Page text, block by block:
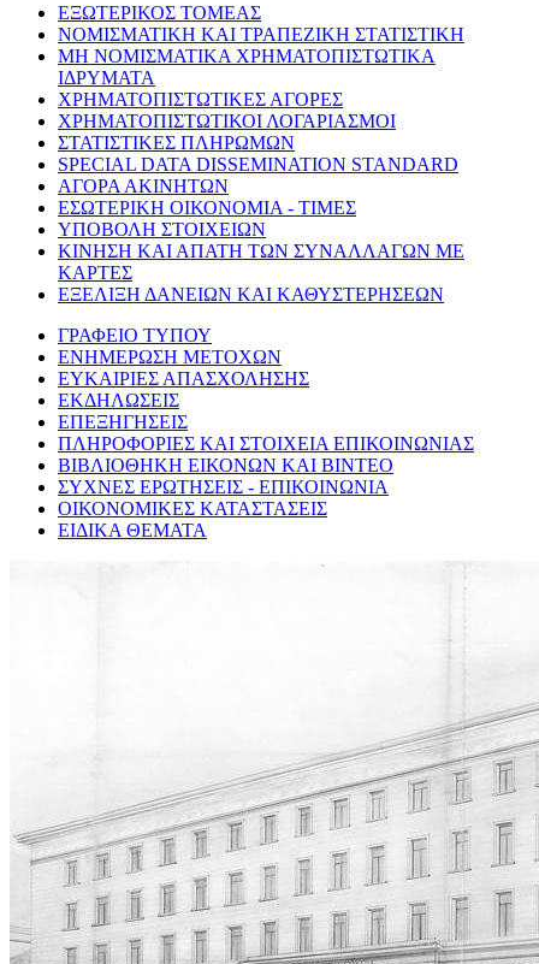
ΕΞΩΤΕΡΙΚΟΣ ΤΟΜΕΑΣ
ΝΟΜΙΣΜΑΤΙΚΗ ΚΑΙ ΤΡΑΠΕΖΙΚΗ ΣΤΑΤΙΣΤΙΚΗ
ΜΗ ΝΟΜΙΣΜΑΤΙΚΑ ΧΡΗΜΑΤΟΠΙΣΤΩΤΙΚΑ
ΙΔΡΥΜΑΤΑ
ΧΡΗΜΑΤΟΠΙΣΤΩΤΙΚΕΣ ΑΓΟΡΕΣ
ΧΡΗΜΑΤΟΠΙΣΤΩΤΙΚΟΙ ΛΟΓΑΡΙΑΣΜΟΙ
ΣΤΑΤΙΣΤΙΚΕΣ ΠΛΗΡΩΜΩΝ
SPECIAL DATA DISSEMINATION STANDARD
ΑΓΟΡΑ ΑΚΙΝΗΤΩΝ
ΕΣΩΤΕΡΙΚΗ ΟΙΚΟΝΟΜΙΑ - ΤΙΜΕΣ
ΥΠΟΒΟΛΗ ΣΤΟΙΧΕΙΩΝ
ΚΙΝΗΣΗ ΚΑΙ ΑΠΑΤΗ ΤΩΝ ΣΥΝΑΛΛΑΓΩΝ ΜΕ
ΚΑΡΤΕΣ
ΕΞΕΛΙΞΗ ΔΑΝΕΙΩΝ ΚΑΙ ΚΑΘΥΣΤΕΡΗΣΕΩΝ
ΓΡΑΦΕΙΟ ΤΥΠΟΥ
ΕΝΗΜΕΡΩΣΗ ΜΕΤΟΧΩΝ
ΕΥΚΑΙΡΙΕΣ ΑΠΑΣΧΟΛΗΣΗΣ
ΕΚΔΗΛΩΣΕΙΣ
ΕΠΕΞΗΓΗΣΕΙΣ
ΠΛΗΡΟΦΟΡΙΕΣ ΚΑΙ ΣΤΟΙΧΕΙΑ ΕΠΙΚΟΙΝΩΝΙΑΣ
ΒΙΒΛΙΟΘΗΚΗ ΕΙΚΟΝΩΝ ΚΑΙ ΒΙΝΤΕΟ
ΣΥΧΝΕΣ ΕΡΩΤΗΣΕΙΣ - ΕΠΙΚΟΙΝΩΝΙΑ
ΟΙΚΟΝΟΜΙΚΕΣ ΚΑΤΑΣΤΑΣΕΙΣ
ΕΙΔΙΚΑ ΘΕΜΑΤΑ